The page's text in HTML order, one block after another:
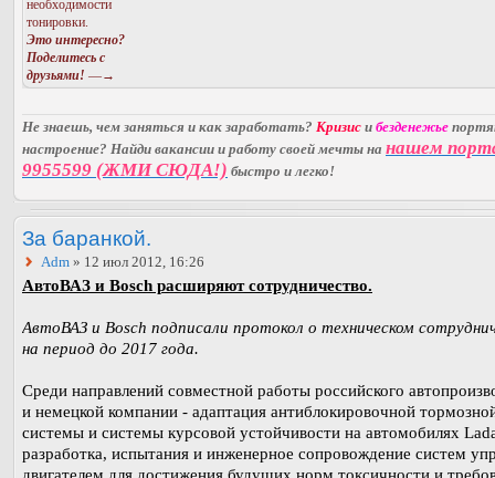
необходимости
тонировки.
Это интересно?
Поделитесь с
друзьями! —→
Не знаешь, чем заняться и как заработать? Кризис и безденежье
настроение? Найди вакансии и работу своей мечты на нашем
9955599 (ЖМИ СЮДА!) быстро и легко!
За баранкой.
Adm » 12 июл 2012, 16:26
АвтоВАЗ и Bosch расширяют сотрудничество.
АвтоВАЗ и Bosch подписали протокол о техническом
на период до 2017 года.
Среди направлений совместной работы российского
и немецкой компании - адаптация антиблокировочной
системы и системы курсовой устойчивости на автомобилях
разработка, испытания и инженерное сопровождение систем